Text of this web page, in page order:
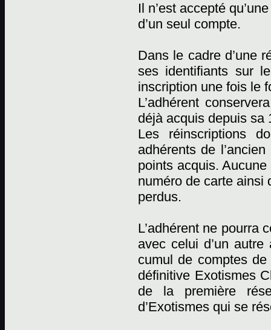
Il n’est accepté
d’un seul compte.
Dans le cadre d’une
ses identifiants sur
inscription une fois le
L’adhérent
déjà acquis depuis sa
Les réinscriptions
adhérents de
points acquis.
numéro de carte ainsi
perdus.
L’adhérent ne pourra
avec celui d’un
cumul de comptes
définitive Exotismes
de la première
d’Exotismes qui se